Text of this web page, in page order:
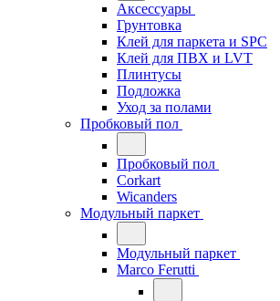
Аксессуары
Грунтовка
Клей для паркета и SPC
Клей для ПВХ и LVT
Плинтусы
Подложка
Уход за полами
Пробковый пол
Пробковый пол
Corkart
Wicanders
Модульный паркет
Модульный паркет
Marco Ferutti